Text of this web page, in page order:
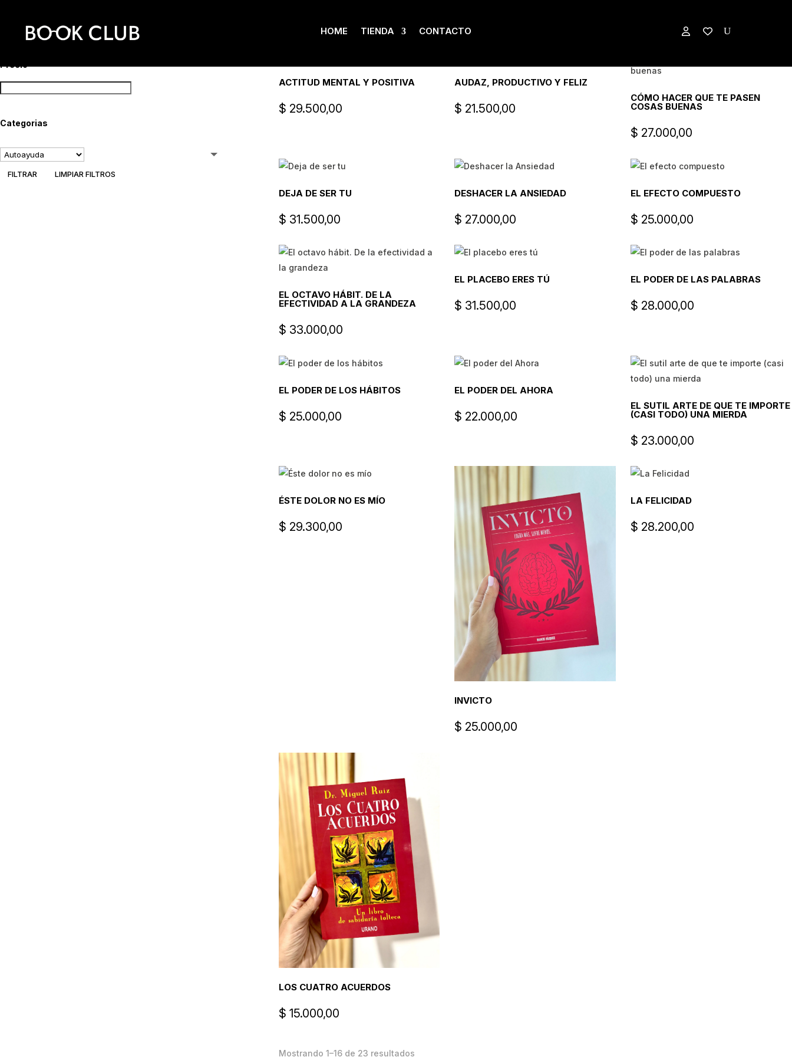
HOME TIENDA CONTACTO
Precio
Categorias
FILTRAR LIMPIAR FILTROS
ACTITUD MENTAL Y POSITIVA
$ 29.500,00
AUDAZ, PRODUCTIVO Y FELIZ
$ 21.500,00
CÓMO HACER QUE TE PASEN
COSAS BUENAS
$ 27.000,00
DEJA DE SER TU
$ 31.500,00
DESHACER LA ANSIEDAD
$ 27.000,00
EL EFECTO COMPUESTO
$ 25.000,00
EL OCTAVO HÁBIT. DE LA
EFECTIVIDAD A LA GRANDEZA
$ 33.000,00
EL PLACEBO ERES TÚ
$ 31.500,00
EL PODER DE LAS PALABRAS
$ 28.000,00
EL PODER DE LOS HÁBITOS
$ 25.000,00
EL PODER DEL AHORA
$ 22.000,00
EL SUTIL ARTE DE QUE TE IMPORTE
(CASI TODO) UNA MIERDA
$ 23.000,00
ÉSTE DOLOR NO ES MÍO
$ 29.300,00
INVICTO
$ 25.000,00
LA FELICIDAD
$ 28.200,00
LOS CUATRO ACUERDOS
$ 15.000,00
Mostrando 1–16 de 23 resultados